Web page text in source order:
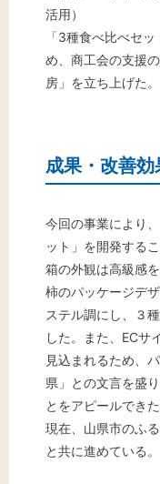
活用）
「3種食べ比べセ
め、商工会の支援
房」を立ち上げた。
成果・改善効
今回の事業により
ット」を開発する
箱の外観は高級感
柿のパッケージデ
ステル調にし、３
した。また、ECサ
見込まれるため、
県」との文言を盛
とをアピールできた
現在、山県市のふ
と共に進めている。